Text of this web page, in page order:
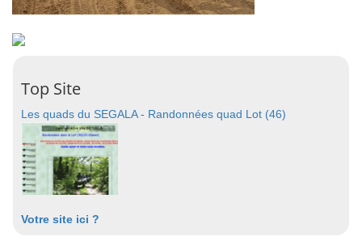
Top Site
Les quads du SEGALA - Randonnées quad Lot (46)
Votre site ici ?